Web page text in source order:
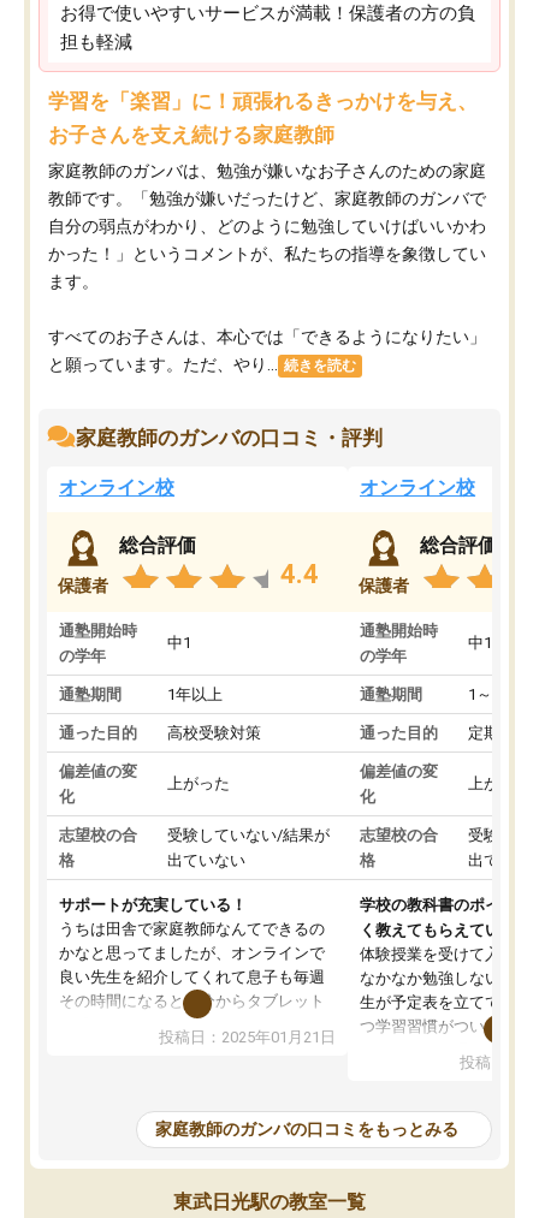
お得で使いやすいサービスが満載！保護者の方の負
担も軽減
学習を「楽習」に！頑張れるきっかけを与え、
お子さんを支え続ける家庭教師
家庭教師のガンバは、勉強が嫌いなお子さんのための家庭
教師です。「勉強が嫌いだったけど、家庭教師のガンバで
自分の弱点がわかり、どのように勉強していけばいいかわ
かった！」というコメントが、私たちの指導を象徴してい
ます。
すべてのお子さんは、本心では「できるようになりたい」
と願っています。ただ、やり...
続きを読む
家庭教師のガンバの口コミ・評判
オンライン校
保護者
総合評価
4.4
通塾開始時
の学年
中1
通塾期間 1年以上
通った目的 高校受験対策
偏差値の変
化
上がった
志望校の合
格
受験していない/結果が
出ていない
サポートが充実している！
うちは田舎で家庭教師なんてできるの
かなと思ってましたが、オンラインで
良い先生を紹介してくれて息子も毎週
その時間になると自分からタブレット
を開いてzoomを繋げるようになりまし
た！5科目なんでもOKなのもとても気
めて1年ほどだった今では平均点以上の
科目が増えてきました！あと1年受験ま
であるので無料の週末教室を使用しな
がら頑張って欲しいと思います！
投稿日：2025年01月21日
オンライン校
保護者
総合評価
通塾開始時
の学年
中1
通塾期間 1～3ヵ月
通った目的 定期テス
偏差値の変
化
上がった
志望校の合
格
受験して
出ていな
学校の教科書のポイント
く教えてもらえている
体験授業を受けて入塾し
なかなか勉強しない息子
生が予定表を立ててくれ
つ学習習慣がついてきま
指導が無い日も予定表
問できるのでとても助か
投稿日：
家庭教師のガンバの口コミをもっとみる
東武日光駅の教室一覧